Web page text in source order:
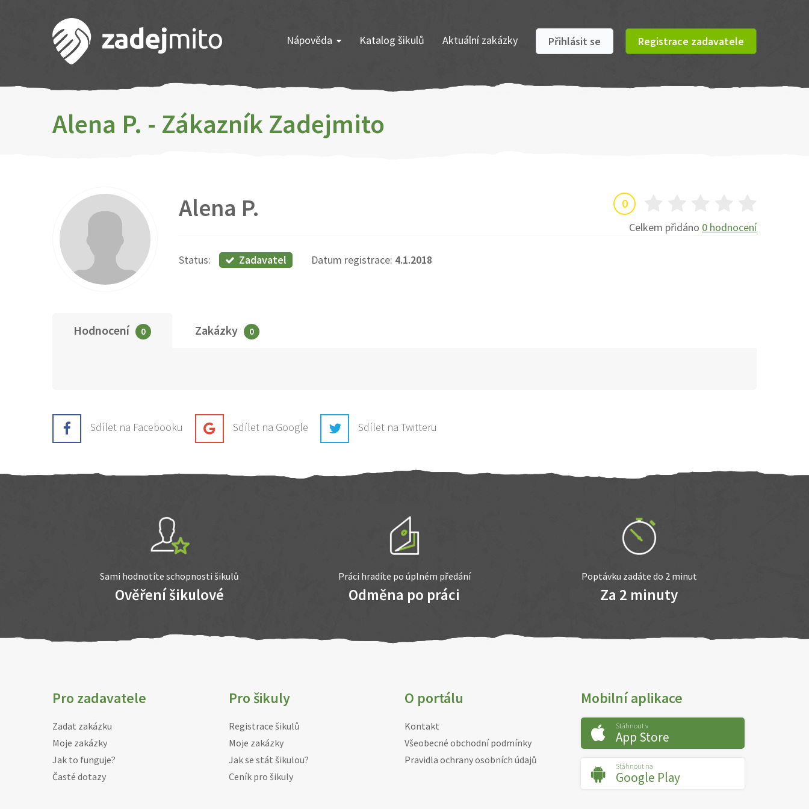
Nápověda Katalog šikulů Aktuální zakázky Přihlásit se Registrace zadavatele
Alena P. - Zákazník Zadejmito
0
Celkem přidáno 0 hodnocení
Alena P.
Status: Zadavatel Datum registrace: 4.1.2018
Hodnocení 0 Zakázky 0
Sdílet na Facebooku Sdílet na Google Sdílet na Twitteru
Sami hodnotíte schopnosti šikulů
Ověření šikulové
Práci hradíte po úplném předání
Odměna po práci
Poptávku zadáte do 2 minut
Za 2 minuty
Pro zadavatele
Zadat zakázku
Moje zakázky
Jak to funguje?
Časté dotazy
Pro šikuly
Registrace šikulů
Moje zakázky
Jak se stát šikulou?
Ceník pro šikuly
O portálu
Kontakt
Všeobecné obchodní podmínky
Pravidla ochrany osobních údajů
Mobilní aplikace
Stáhnout v
App Store
Stáhnout na
Google Play